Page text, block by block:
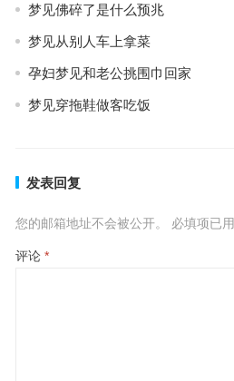
梦见佛碎了是什么预兆
梦见从别人车上拿菜
孕妇梦见和老公挑围巾回家
梦见穿拖鞋做客吃饭
发表回复
您的邮箱地址不会被公开。 必填项已用
评论 *